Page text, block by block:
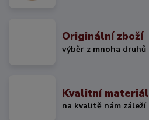
Originální zboží
výběr z mnoha druhů
Kvalitní materiál
na kvalitě nám záleží